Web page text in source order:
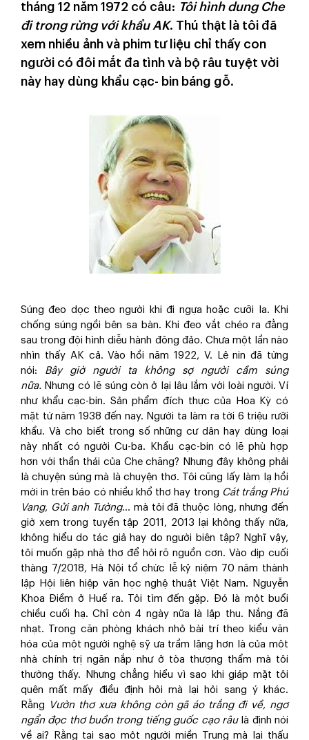
tháng 12 năm 1972 có câu: Tôi hình dung Che
đi trong rừng với khẩu AK. Thú thật là tôi đã
xem nhiều ảnh và phim tư liệu chỉ thấy con
người có đôi mắt đa tình và bộ râu tuyệt vời
này hay dùng khẩu cạc- bin báng gỗ.
Súng đeo dọc theo người khi đi ngựa hoặc cưỡi la. Khi
chống súng ngồi bên sa bàn. Khi đeo vắt chéo ra đằng
sau trong đội hình diễu hành đông đảo. Chưa một lần nào
nhìn thấy AK cả. Vào hồi năm 1922, V. Lê nin đã từng
nói: Bây giờ người ta không sợ người cầm súng
nữa. Nhưng có lẽ súng còn ở lại lâu lắm với loài người. Ví
như khẩu cạc-bin. Sản phẩm đích thực của Hoa Kỳ có
mặt từ năm 1938 đến nay. Người ta làm ra tới 6 triệu rưỡi
khẩu. Và cho biết trong số những cư dân hay dùng loại
này nhất có người Cu-ba. Khẩu cạc-bin có lẽ phù hợp
hơn với thần thái của Che chăng? Nhưng đây không phải
là chuyện súng mà là chuyện thơ. Tôi cũng lấy làm lạ hồi
mới in trên báo có nhiều khổ thơ hay trong Cát trắng Phú
Vang, Gửi anh Tường… mà tôi đã thuộc lòng, nhưng đến
giờ xem trong tuyển tập 2011, 2013 lại không thấy nữa,
không hiểu do tác giả hay do người biên tập? Nghĩ vậy,
tôi muốn gặp nhà thơ để hỏi rõ nguồn cơn. Vào dịp cuối
thàng 7/2018, Hà Nội tổ chức lễ kỷ niệm 70 năm thành
lập Hội liên hiệp văn học nghệ thuật Việt Nam. Nguyễn
Khoa Điềm ở Huế ra. Tôi tìm đến gặp. Đó là một buổi
chiều cuối hạ. Chỉ còn 4 ngày nữa là lập thu. Nắng đã
nhạt. Trong căn phòng khách nhỏ bài trí theo kiểu văn
hóa của một người nghệ sỹ ưa trầm lặng hơn là của một
nhà chính trị ngăn nắp như ở tòa thượng thẩm mà tôi
thường thấy. Nhưng chẳng hiểu vì sao khi giáp mặt tôi
quên mất mấy điều định hỏi mà lại hỏi sang ý khác.
Rằng
Vườn thơ xưa không còn gã áo trắng đi về, ngơ
ngẩn đọc thơ buồn trong tiếng guốc cạo râu là định nói
về ai? Rằng tại sao một người miền Trung mà lại thấu